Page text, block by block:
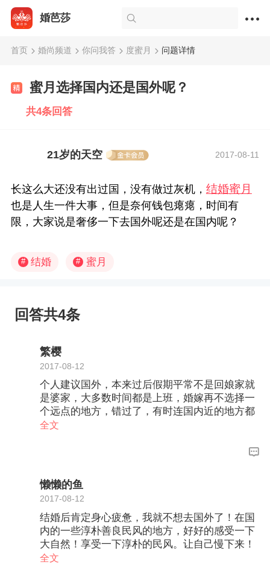
婚芭莎
首页 婚尚频道 你问我答 度蜜月 问题详情
蜜月选择国内还是国外呢？
共4条回答
21岁的天空 2017-08-11
长这么大还没有出过国，没有做过灰机， 结婚蜜月
也是人生一件大事，但是奈何钱包瘪瘪，时间有
限，大家说是奢侈一下去国外呢还是在国内呢？
# 结婚 # 蜜月
回答共4条
繁樱
2017-08-12
个人建议国外，本来过后假期平常不是回娘家就
是婆家，大多数时间都是上班，婚嫁再不选择一
个远点的地方，错过了，有时连国内近的地方都
很难得一去，还不如婚嫁找个远的国外省得以后
全文
懒懒的鱼
2017-08-12
结婚后肯定身心疲惫，我就不想去国外了！在国
内的一些淳朴善良民风的地方，好好的感受一下
大自然！享受一下淳朴的民风。让自己慢下来！
放松一下心情。置身到世外桃源一般！我感觉更
全文